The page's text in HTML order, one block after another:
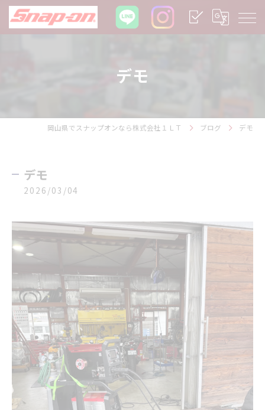
デモ
岡山県でスナップオンなら株式会社１ＬＴ ブログ デモ
デモ
2026/03/04